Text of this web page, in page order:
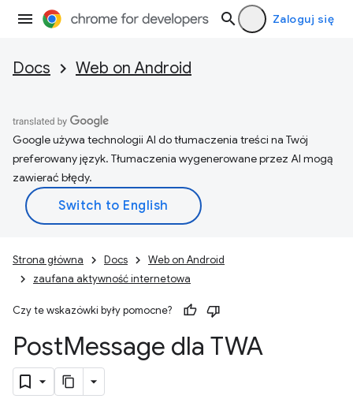
Zaloguj się
Docs Web on Android
Google używa technologii AI do tłumaczenia treści na Twój
preferowany język. Tłumaczenia wygenerowane przez AI mogą
zawierać błędy.
Strona główna Docs
Web on Android
zaufana aktywność internetowa
Czy te wskazówki były pomocne?
PostMessage dla TWA